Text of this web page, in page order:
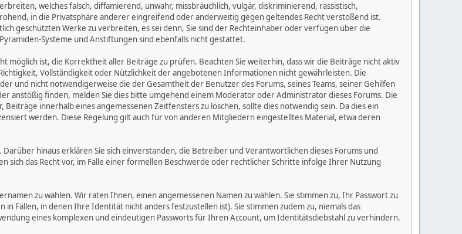
welches falsch, diffamierend, unwahr, missbräuchlich, vulgär, diskriminierend, rassistisch,
in die Privatsphäre anderer eingreifend oder anderweitig gegen geltendes Recht verstoßend ist.
geschützten Werke zu verbreiten, es sei denn, Sie sind der Rechteinhaber oder verfügen über die
Systeme und Anstiftungen sind ebenfalls nicht gestattet.
möglich ist, die Korrektheit aller Beiträge zu prüfen. Beachten Sie weiterhin, dass wir die Beiträge nicht aktiv
Vollständigkeit oder Nützlichkeit der angebotenen Informationen nicht gewährleisten. Die
und nicht notwendigerweise die der Gesamtheit der Benutzer des Forums, seines Teams, seiner Gehilfen
anstößig finden, melden Sie dies bitte umgehend einem Moderator oder Administrator dieses Forums. Die
innerhalb eines angemessenen Zeitfensters zu löschen, sollte dies notwendig sein. Da dies ein
werden. Diese Regelung gilt auch für von anderen Mitgliedern eingestelltes Material, etwa deren
hinaus erklären Sie sich einverstanden, die Betreiber und Verantwortlichen dieses Forums und
sich das Recht vor, im Falle einer formellen Beschwerde oder rechtlicher Schritte infolge Ihrer Nutzung
zu wählen. Wir raten Ihnen, einen angemessenen Namen zu wählen. Sie stimmen zu, Ihr Passwort zu
Fällen, in denen Ihre Identität nicht anders festzustellen ist). Sie stimmen zudem zu, niemals das
eines komplexen und eindeutigen Passworts für Ihren Account, um Identitätsdiebstahl zu verhindern.